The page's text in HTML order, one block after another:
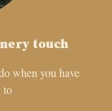
touch
when you have
to